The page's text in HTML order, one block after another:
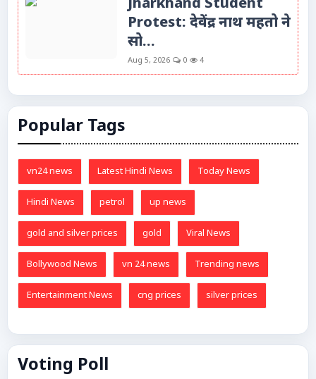
Jharkhand Student
Protest: देवेंद्र नाथ महतो ने
सो...
Aug 5, 2026 0 4
Popular Tags
vn24 news Latest Hindi News Today News
Hindi News petrol up news
gold and silver prices gold Viral News
Bollywood News vn 24 news Trending news
Entertainment News cng prices silver prices
Voting Poll